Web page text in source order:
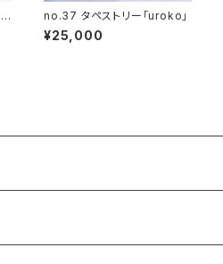
no.37 タペストリー「uroko」
¥25,000